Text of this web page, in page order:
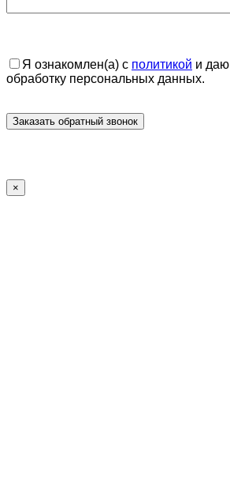
Я ознакомлен(а) с политикой и даю
обработку персональных данных.
×